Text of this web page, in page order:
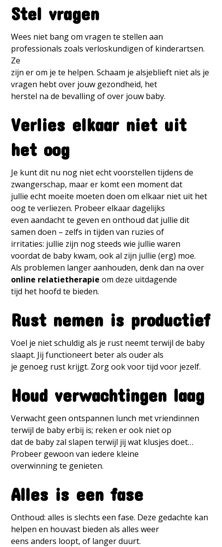
Stel vragen
Wees niet bang om vragen te stellen aan
professionals zoals verloskundigen of kinderartsen.
Ze
zijn er om je te helpen. Schaam je alsjeblieft niet als je
vragen hebt over jouw gezondheid, het
herstel na de bevalling of over jouw baby.
Verlies elkaar niet uit
het oog
Je kunt dit nu nog niet echt voorstellen tijdens de
zwangerschap, maar er komt een moment dat
jullie echt moeite moeten doen om elkaar niet uit het
oog te verliezen. Probeer elkaar dagelijks
even aandacht te geven en onthoud dat jullie dit
samen doen – zelfs in tijden van ruzies of
irritaties: jullie zijn nog steeds wie jullie waren
voordat de baby kwam, ook al zijn jullie (erg) moe.
Als problemen langer aanhouden, denk dan na over
online relatietherapie om deze uitdagende
tijd het hoofd te bieden.
Rust nemen is productief
Voel je niet schuldig als je rust neemt terwijl de baby
slaapt. Jij functioneert beter als ouder als
je genoeg rust krijgt. Zorg ook voor tijd voor jezelf.
Houd verwachtingen laag
Verwacht geen ontspannen lunch met vriendinnen
terwijl de baby erbij is; reken er ook niet op
dat de baby zal slapen terwijl jij wat klusjes doet…
Probeer gewoon van iedere kleine
overwinning te genieten.
Alles is een fase
Onthoud: alles is slechts een fase. Deze gedachte kan
helpen en houvast bieden als alles weer
eens anders loopt, of langer duurt.